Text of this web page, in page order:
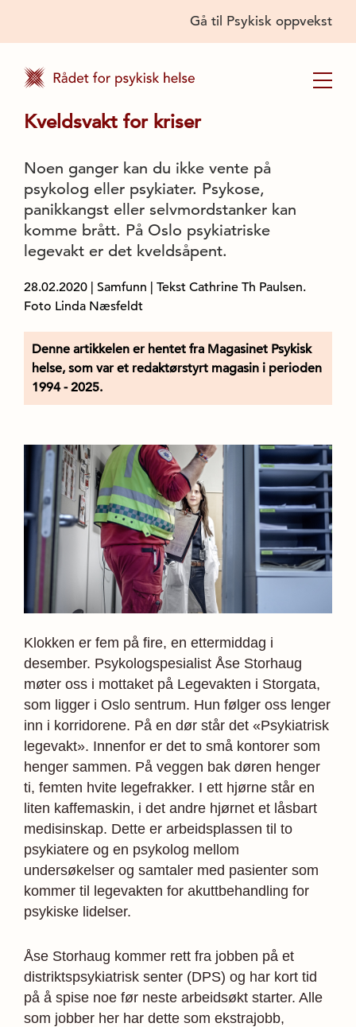
Gå til Psykisk oppvekst
Kveldsvakt for kriser
Noen ganger kan du ikke vente på
psykolog eller psykiater. Psykose,
panikkangst eller selvmordstanker kan
komme brått. På Oslo psykiatriske
legevakt er det kveldsåpent.
28.02.2020 | Samfunn | Tekst Cathrine Th Paulsen.
Foto Linda Næsfeldt
Denne artikkelen er hentet fra Magasinet Psykisk
helse, som var et redaktørstyrt magasin i perioden
1994 - 2025.
Klokken er fem på fire, en ettermiddag i
desember. Psykologspesialist Åse Storhaug
møter oss i mottaket på Legevakten i Storgata,
som ligger i Oslo sentrum. Hun følger oss lenger
inn i korridorene. På en dør står det «Psykiatrisk
legevakt». Innenfor er det to små kontorer som
henger sammen. På veggen bak døren henger
ti, femten hvite legefrakker. I ett hjørne står en
liten kaffemaskin, i det andre hjørnet et låsbart
medisinskap. Dette er arbeidsplassen til to
psykiatere og en psykolog mellom
undersøkelser og samtaler med pasienter som
kommer til legevakten for akuttbehandling for
psykiske lidelser.
Åse Storhaug kommer rett fra jobben på et
distriktspsykiatrisk senter (DPS) og har kort tid
på å spise noe før neste arbeidsøkt starter. Alle
som jobber her har dette som ekstrajobb,